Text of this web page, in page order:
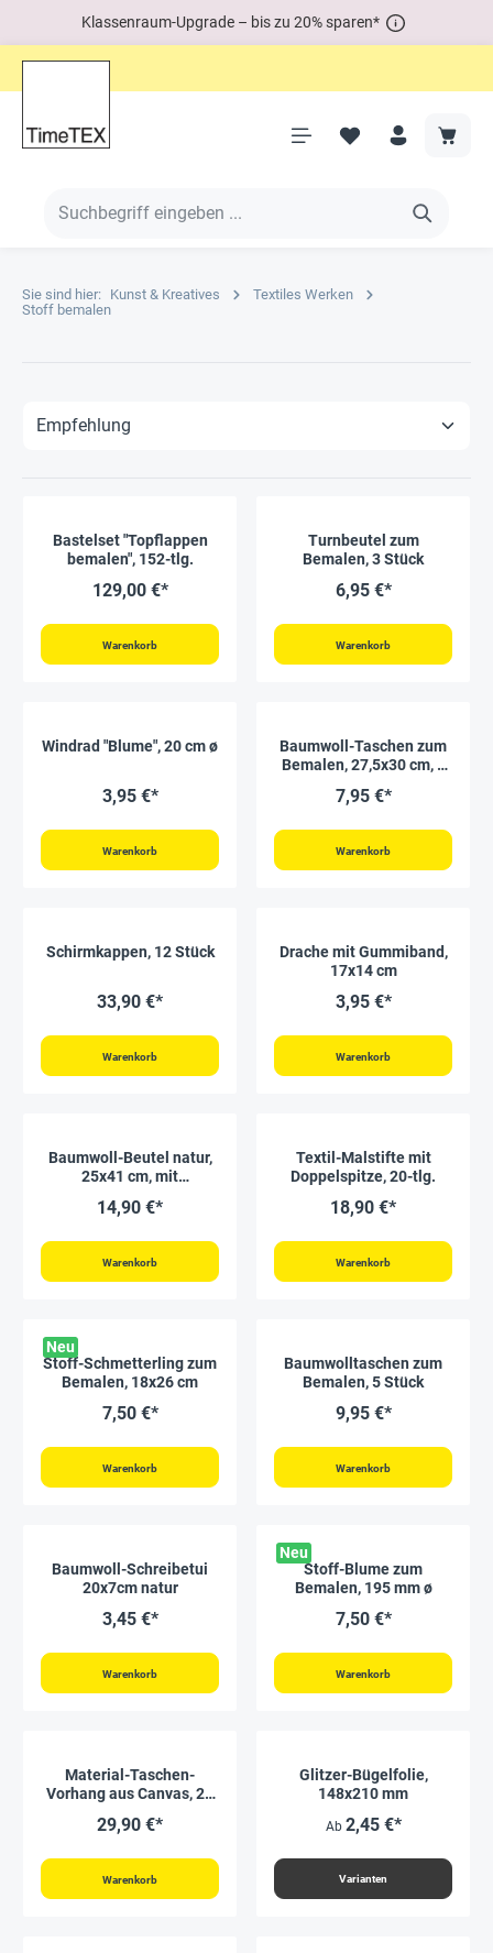
Klassenraum-Upgrade – bis zu 20% sparen*
Sie sind hier: Kunst & Kreatives
Textiles Werken
Stoff bemalen
Bastelset "Topflappen
bemalen", 152-tlg.
129,00 €*
Warenkorb
Turnbeutel zum
Bemalen, 3 Stück
6,95 €*
Warenkorb
Windrad "Blume", 20 cm ø
3,95 €*
Warenkorb
Baumwoll-Taschen zum
Bemalen, 27,5x30 cm, 5
7,95 €*
Warenkorb
Schirmkappen, 12 Stück
33,90 €*
Warenkorb
Drache mit Gummiband,
17x14 cm
3,95 €*
Warenkorb
Baumwoll-Beutel natur,
25x41 cm, mit
14,90 €*
Warenkorb
Textil-Malstifte mit
Doppelspitze, 20-tlg.
18,90 €*
Warenkorb
Neu
Stoff-Schmetterling zum
Bemalen, 18x26 cm
7,50 €*
Warenkorb
Baumwolltaschen zum
Bemalen, 5 Stück
9,95 €*
Warenkorb
Baumwoll-Schreibetui
20x7cm natur
3,45 €*
Warenkorb
Neu
Stoff-Blume zum
Bemalen, 195 mm ø
7,50 €*
Warenkorb
Material-Taschen-
Vorhang aus Canvas, 24
29,90 €*
Warenkorb
Glitzer-Bügelfolie,
148x210 mm
Ab 2,45 €*
Varianten